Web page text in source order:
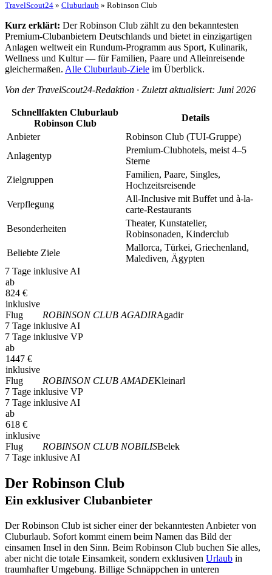
TravelScout24 » Cluburlaub » Robinson Club
Kurz erklärt: Der Robinson Club zählt zu den bekanntesten
Premium-Clubanbietern Deutschlands und bietet in einzigartigen
Anlagen weltweit ein Rundum-Programm aus Sport, Kulinarik,
Wellness und Kultur — für Familien, Paare und Alleinreisende
gleichermaßen. Alle Cluburlaub-Ziele im Überblick.
Von der TravelScout24-Redaktion · Zuletzt aktualisiert: Juni 2026
Schnellfakten Cluburlaub
Robinson Club
Details
Anbieter
Robinson Club (TUI-Gruppe)
Anlagentyp
Premium-Clubhotels, meist 4–5
Sterne
Zielgruppen
Familien, Paare, Singles,
Hochzeitsreisende
Verpflegung
All-Inclusive mit Buffet und à-la-
carte-Restaurants
Besonderheiten
Theater, Kunstatelier,
Robinsonaden, Kinderclub
Beliebte Ziele
Mallorca, Türkei, Griechenland,
Malediven, Ägypten
7 Tage inklusive AI
ab
824 €
inklusive
Flug
ROBINSON CLUB AGADIRAgadir
7 Tage inklusive AI
7 Tage inklusive VP
ab
1447 €
inklusive
Flug
ROBINSON CLUB AMADEKleinarl
7 Tage inklusive VP
7 Tage inklusive AI
ab
618 €
inklusive
Flug
ROBINSON CLUB NOBILISBelek
7 Tage inklusive AI
Der Robinson Club
Ein exklusiver Clubanbieter
Der Robinson Club ist sicher einer der bekanntesten Anbieter von
Cluburlaub. Sofort kommt einem beim Namen das Bild der
einsamen Insel in den Sinn. Beim Robinson Club buchen Sie alles,
aber nicht die totale Einsamkeit, sondern exklusiven Urlaub in
traumhafter Umgebung. Billige Schnäppchen in unteren